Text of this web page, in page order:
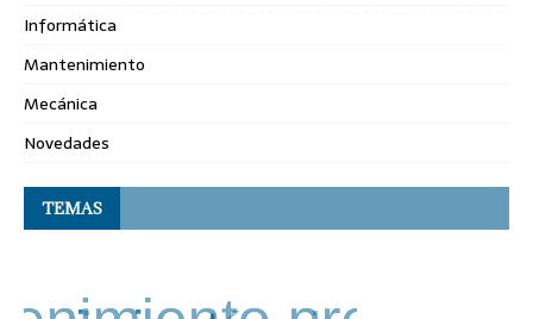
Informática
Mantenimiento
Mecánica
Novedades
TEMAS